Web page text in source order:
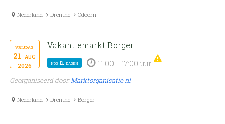
Nederland Drenthe Odoorn
vrijdag
21 aug
2026
Vakantiemarkt Borger
nog 12 dagen 11:00 - 17:00 uur
Georganiseerd door:Marktorganisatie.nl
Nederland Drenthe Borger